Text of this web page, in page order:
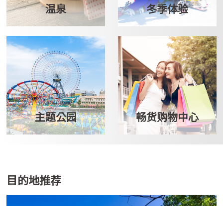
温泉 冬季体验
主题公园 畅货购物中心
目的地推荐